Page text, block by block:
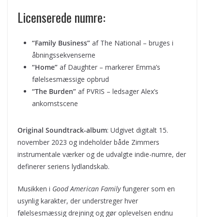
Licenserede numre:
“Family Business” af The National – bruges i
åbningssekvenserne
“Home” af Daughter – markerer Emma’s
følelsesmæssige opbrud
“The Burden” af PVRIS – ledsager Alex’s
ankomstscene
Original Soundtrack-album: Udgivet digitalt 15.
november 2023 og indeholder både Zimmers
instrumentale værker og de udvalgte indie-numre, der
definerer seriens lydlandskab.
Musikken i Good American Familyfungerer som en
usynlig karakter, der understreger hver
følelsesmæssig drejning og gør oplevelsen endnu